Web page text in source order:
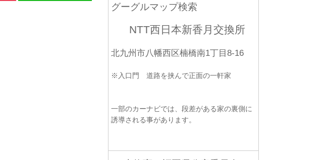
グーグルマップ検索
NTT西日本新香月交換所
北九州市八幡西区楠橋南1丁目8-16
※入口門 道路を挟んで正面の一軒家
一部のカーナビでは、段差がある家の裏側に
誘導される事があります。